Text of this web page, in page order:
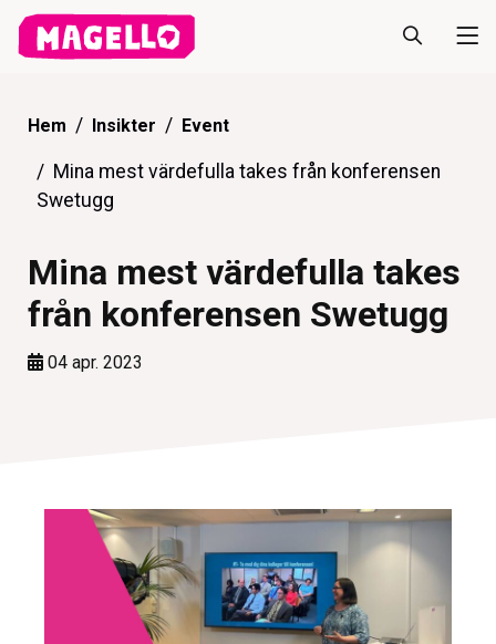
Hem Insikter Event
Mina mest värdefulla takes från konferensen
Swetugg
Mina mest värdefulla takes
från konferensen Swetugg
04 apr. 2023